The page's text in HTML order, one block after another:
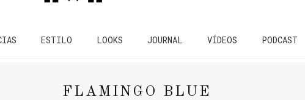
ESTILO LOOKS JOURNAL VÍDEOS PODCAST
FLAMINGO BLUE